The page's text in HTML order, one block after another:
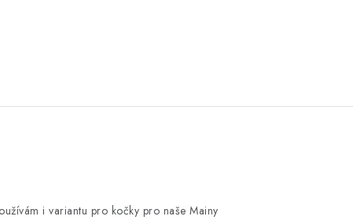
i variantu pro kočky pro naše Mainy